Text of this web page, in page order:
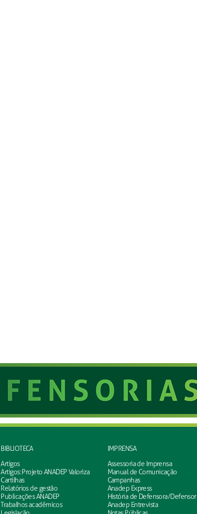
BIBLIOTECA
Artigos
Artigos: Projeto ANADEP Valoriza
Cartilhas
Relatórios de gestão
Publicações ANADEP
Trabalhos acadêmicos
IMPRENSA
Assessoria de Imprensa
Manual de Comunicação
Campanhas
Anadep Express
História de Defensora/Defensor
Anadep Entrevista